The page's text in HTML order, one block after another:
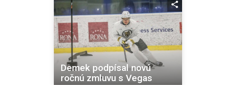
Demek podpísal novú
ročnú zmluvu s Vegas